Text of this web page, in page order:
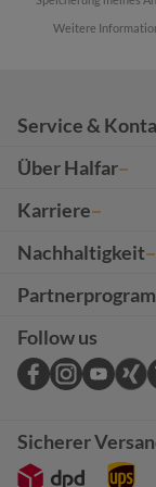
Weitere
Service &
Über Halfar
Karriere
Nachhaltigkeit
Follow us
Sicherer